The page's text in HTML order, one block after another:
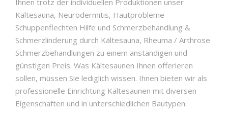
Kältesauna, Neurodermitis, Hautprobleme
Schuppenflechten Hilfe und Schmerzbehandlung &
Schmerzlinderung durch Kältesauna, Rheuma / Arthrose
Schmerzbehandlungen zu einem anständigen und
günstigen Preis. Was Kältesaunen Ihnen offerieren
sollen, müssen Sie lediglich wissen. Ihnen bieten wir als
professionelle Einrichtung Kältesaunen mit diversen
Eigenschaften und in unterschiedlichen Bautypen.